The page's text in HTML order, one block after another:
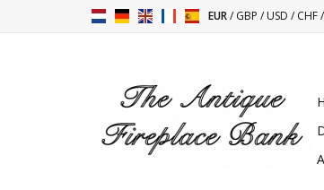
EUR/GBP /USD /CHF/